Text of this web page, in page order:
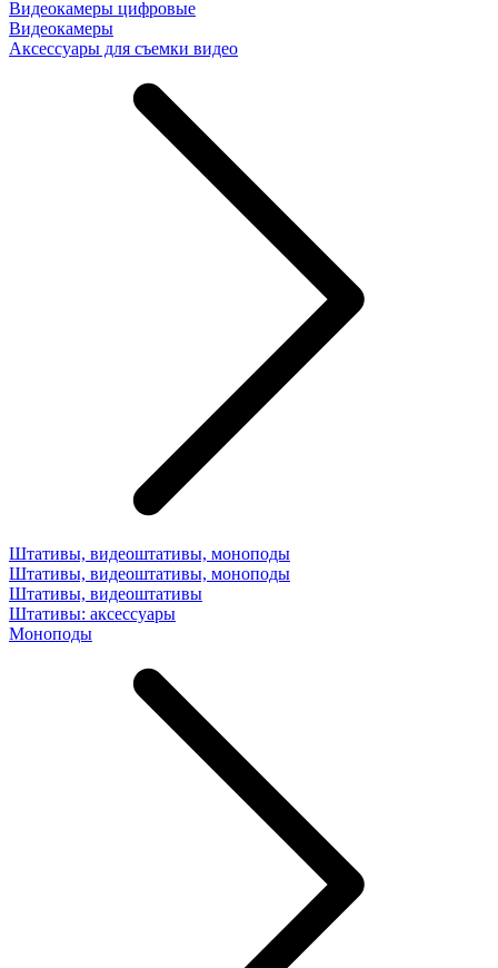
Видеокамеры цифровые
Видеокамеры
Аксессуары для съемки видео
Штативы, видеоштативы, моноподы
Штативы, видеоштативы, моноподы
Штативы, видеоштативы
Штативы: аксессуары
Моноподы